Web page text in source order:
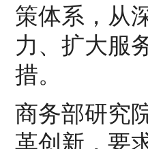
策体系，从
力、扩大服
措。
商务部研究
革创新，要